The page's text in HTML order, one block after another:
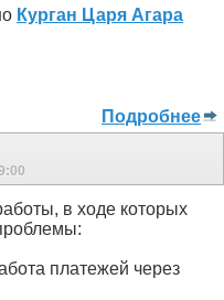
Курган Царя Агара
Подробнее
в ходе которых
платежей через